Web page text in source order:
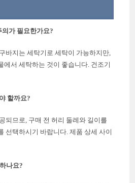
의가 필요한가요?
바지는 세탁기로 세탁이 가능하지만,
에서 세탁하는 것이 좋습니다. 건조기
할까요?
되므로, 구매 전 허리 둘레와 길이를
선택하시기 바랍니다. 제품 상세 사이
나요?